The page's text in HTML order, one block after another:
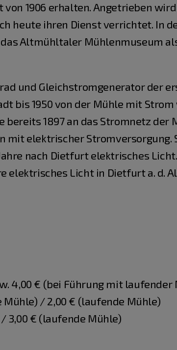
1906 erhalten. Angetrieben
heute ihren Dienst verrichtet. In
Altmühltaler Mühlenmuseum
und Gleichstromgenerator der
bis 1950 von der Mühle mit Strom
1897 an das Stromnetz der
mit elektrischer Stromversorgung.
nach Dietfurt elektrisches
elektrisches Licht in Dietfurt a. d.
4,00 € (bei Führung mit laufender
Mühle) / 2,00 € (laufende Mühle)
3,00 € (laufende Mühle)